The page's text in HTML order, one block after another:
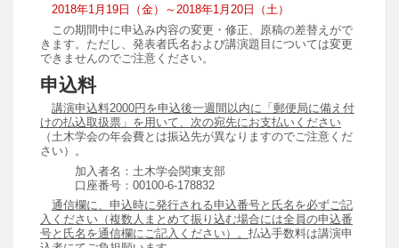
2018年1月19日（金）～2018年1月20日（土）
この期間中に申込み内容の変更・修正、原稿の差替えがで
きます。ただし、発表者氏名および講演題目については変更
できませんのでご注意ください。
申込料
講演申込料2000円を申込後一週間以内に「郵便局に備え付
けの払込取扱票」を用いて、次の宛先にお支払いください
（土木学会の年会費とは振込先が異なりますのでご注意くだ
さい）。
加入者名：土木学会関東支部
口座番号：00100-6-178832
通信欄に、申込時に発行される申込番号と氏名を必ずご記
入ください（複数人まとめて振り込む場合には全員の申込番
号と氏名を通信欄にご記入ください）。 払込手数料は講演申